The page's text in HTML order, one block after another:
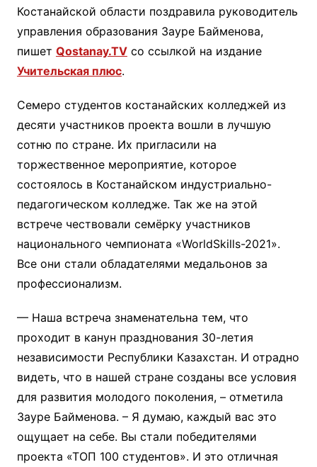
Костанайской области поздравила руководитель
управления образования Зауре Байменова,
пишет Qostanay.TVсо ссылкой на издание
Учительская плюс.
Семеро студентов костанайских колледжей из
десяти участников проекта вошли в лучшую
сотню по стране. Их пригласили на
торжественное мероприятие, которое
состоялось в Костанайском индустриально-
педагогическом колледже. Так же на этой
встрече чествовали семёрку участников
национального чемпионата «WorldSkills-2021».
Все они стали обладателями медальонов за
профессионализм.
— Наша встреча знаменательна тем, что
проходит в канун празднования 30-летия
независимости Республики Казахстан. И отрадно
видеть, что в нашей стране созданы все условия
для развития молодого поколения, – отметила
Зауре Байменова. – Я думаю, каждый вас это
ощущает на себе. Вы стали победителями
проекта «ТОП 100 студентов». И это отличная